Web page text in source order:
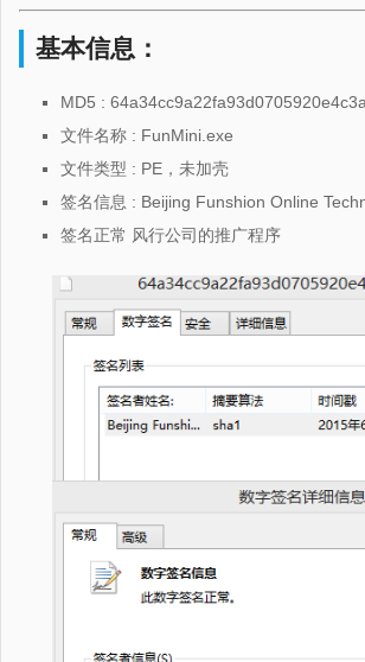
基本信息：
MD5 :
文件名称 : FunMini.exe
文件类型 : PE，未加壳
签名信息 : Beijing Funshion Online
签名正常 风行公司的推广程序